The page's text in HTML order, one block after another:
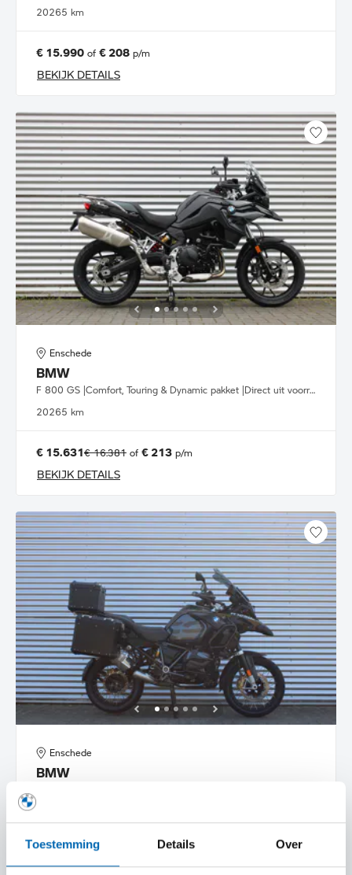
Toestemming Details Over
20265 km
€ 15.990 of € 208 p/m
BEKIJK DETAILS
Enschede
BMW
F 800 GS |Comfort, Touring & Dynamic pakket |Direct uit voorraad leverbaar
20265 km
€ 15.631€ 16.381 of € 213 p/m
BEKIJK DETAILS
Enschede
BMW
€ 18.945of€ 276